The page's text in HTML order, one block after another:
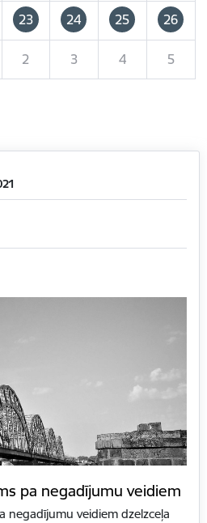
23 24 25 26
2 3 4 5
pa negadījumu veidiem
negadījumu veidiem dzelzceļa